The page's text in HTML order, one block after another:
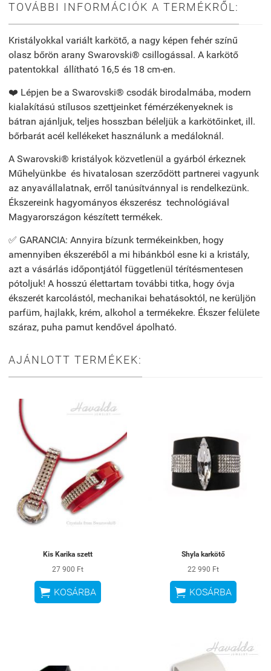
TOVÁBBI INFORMÁCIÓK A TERMÉKRŐL:
Kristályokkal variált karkötő, a nagy képen fehér színű
olasz bőrön arany Swarovski® csillogással. A karkötő
patentokkal
állítható 16,5 és 18 cm-en.
❤️ Lépjen be a Swarovski® csodák birodalmába, modern
kialakítású stílusos szettjeinket fémérzékenyeknek is
bátran ajánljuk, teljes hosszban béleljük a karkötőinket, ill.
bőrbarát acél kellékeket használunk a medáloknál.
A Swarovski® kristályok közvetlenül a gyárból érkeznek
Műhelyünkbe és hivatalosan szerződött partnerei vagyunk
az anyavállalatnak, erről tanúsítvánnyal is rendelkezünk.
Ékszereink hagyományos ékszerész technológiával
Magyarországon készített termékek.
✅ GARANCIA: Annyira bízunk termékeinkben, hogy
amennyiben ékszeréből a mi hibánkból esne ki a kristály,
azt a vásárlás időpontjától függetlenül térítésmentesen
pótoljuk! A hosszú élettartam további titka, hogy óvja
ékszerét karcolástól, mechanikai behatásoktól, ne kerüljön
parfüm, hajlakk, krém, alkohol a termékekre. Ékszer felülete
száraz, puha pamut kendővel ápolható.
AJÁNLOTT TERMÉKEK:
Kis Karika szett
27 900 Ft
 KOSÁRBA
Shyla karkötő
22 990 Ft
 KOSÁRBA